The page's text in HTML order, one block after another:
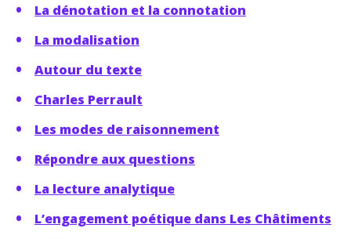
La dénotation et la connotation
La modalisation
Autour du texte
Charles Perrault
Les modes de raisonnement
Répondre aux questions
La lecture analytique
L’engagement poétique dans Les Châtiments